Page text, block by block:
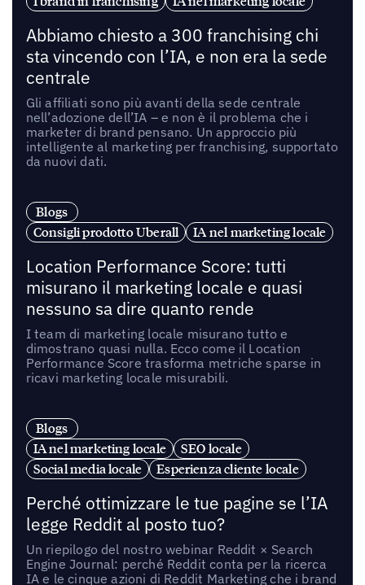
Abbiamo chiesto a 300 franchising chi
sta vincendo con l’IA, e non era la sede
centrale
Gli affiliati sono più avanti della sede centrale
nell’adozione dell’IA – e non è il problema che i
marketer di brand pensano. Un approccio più
intelligente al marketing per franchising, supportato
da nuovi dati.
Blogs
Consigli prodotto Uberall
IA nel marketing locale
Location Performance Score: tutti
misurano il marketing locale e quasi
nessuno sa dire quanto rende
I team di marketing locale misurano tutto e
dimostrano quasi nulla. Ecco come il Location
Performance Score trasforma metriche sparse in
ricavi marketing locale misurabili.
Blogs
IA nel marketing locale
SEO locale
Social media locale
Esperienza cliente locale
Perché ottimizzare le tue pagine se l’IA
legge Reddit al posto tuo?
Un riepilogo del nostro webinar Reddit × Search
Engine Journal: perché Reddit conta per la ricerca
IA e le cinque azioni di Reddit Marketing che i brand